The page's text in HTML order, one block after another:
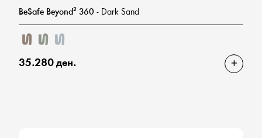
BeSafe Beyond² 360 - Dark Sand
35.280 ден.